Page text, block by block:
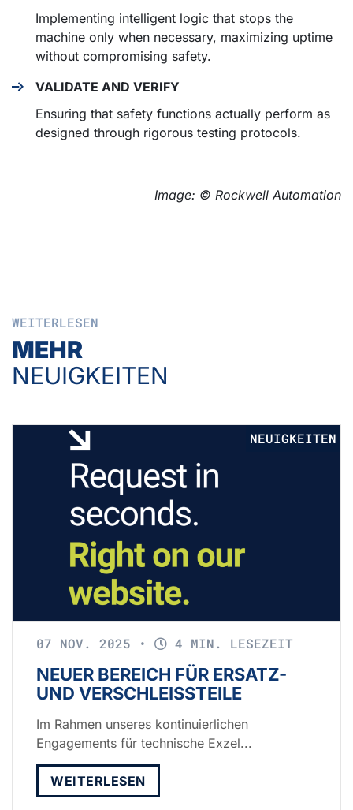
Implementing intelligent logic that stops the
machine only when necessary, maximizing uptime
without compromising safety.
VALIDATE AND VERIFY
Ensuring that safety functions actually perform as
designed through rigorous testing protocols.
Image: © Rockwell Automation
WEITERLESEN
MEHR
NEUIGKEITEN
NEUIGKEITEN
07 NOV. 2025 • 4 MIN. LESEZEIT
NEUER BEREICH FÜR ERSATZ-
UND VERSCHLEISSTEILE
Im Rahmen unseres kontinuierlichen
Engagements für technische Exzel...
WEITERLESEN